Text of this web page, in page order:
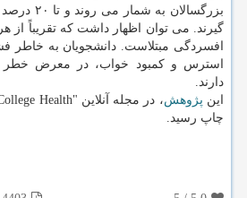
بزرگسالان
گیرند. می توان اظهار داشت كه تقریباً از
افسردگی مبتلاست. دانشجویان به خاطر
استرس و كمبود خواب، در معرض خطر
دارند.
این پژوهش
چاپ رسید.